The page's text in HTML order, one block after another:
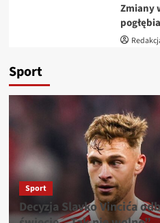
Zmiany
Sport
Sport
Decyzja Slavko Vincića